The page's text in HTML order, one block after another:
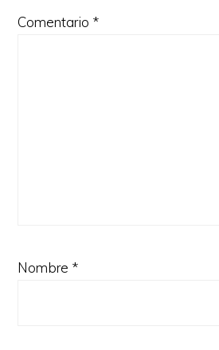
Comentario *
Nombre *